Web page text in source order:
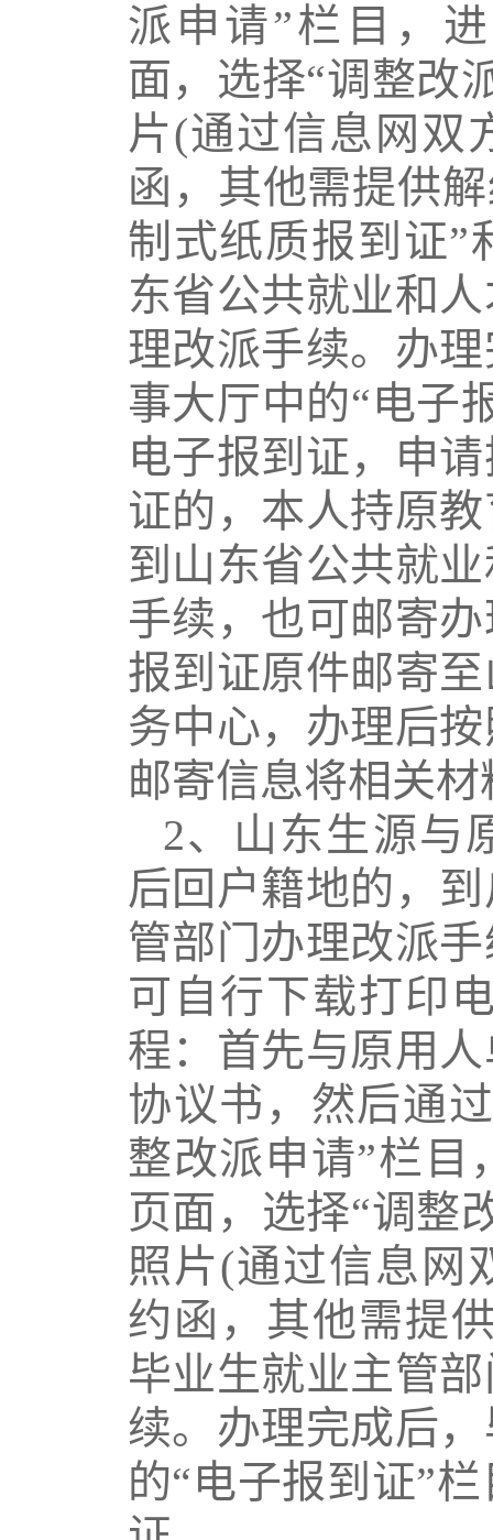
派申请”栏目，
面，选择“调整改
片(通过信息网双
函，其他需提供
制式纸质报到证”
东省公共就业和
理改派手续。办
事大厅中的“电子
电子报到证，申
证的，本人持原
到山东省公共就
手续，也可邮寄
报到证原件邮寄
务中心，办理后
邮寄信息将相关
2、山东生源与
后回户籍地的，
管部门办理改派
可自行下载打印
程：首先与原用
协议书，然后通
整改派申请”栏目
页面，选择“调整
照片(通过信息网
约函，其他需提
毕业生就业主管
续。办理完成后
的“电子报到证”